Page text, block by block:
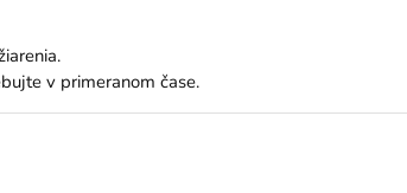
v primeranom čase.